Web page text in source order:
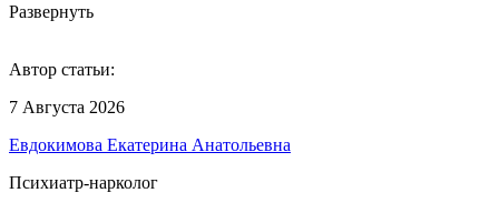
Развернуть
Автор статьи:
7 Августа 2026
Евдокимова Екатерина Анатольевна
Психиатр-нарколог